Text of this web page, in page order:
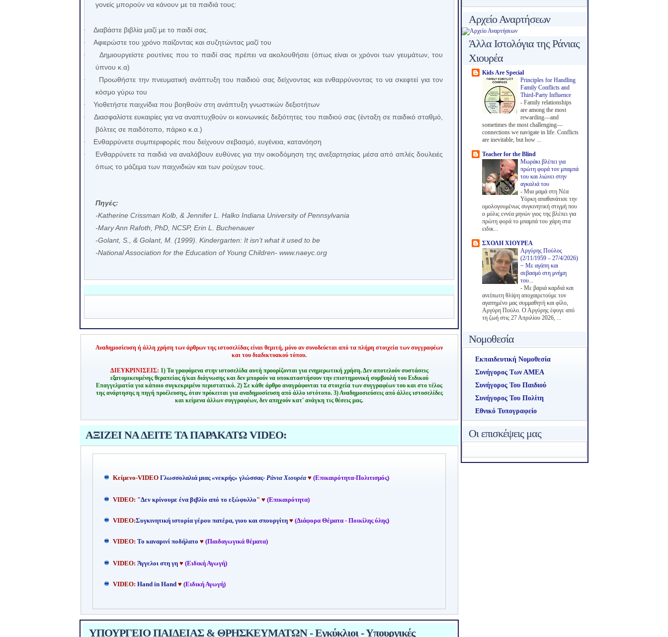
γονείς μπορούν να κάνουν με τα παιδιά τους:
· Διαβάστε βιβλία μαζί με το παιδί σας.
· Αφιερώστε του χρόνο παίζοντας και συζητώντας μαζί του
·
Δημιουργείστε ρουτίνες που το παιδί σας πρέπει να ακολουθήσει (όπως είναι οι χρόνοι των γευμάτων, του
ύπνου κ.α)
·
Προωθήστε την πνευματική ανάπτυξη του παιδιού σας δείχνοντας και ενθαρρύνοντας το να σκεφτεί για τον
κόσμο γύρω του
· Υιοθετήστε παιχνίδια που βοηθούν στη ανάπτυξη γνωστικών δεξιοτήτων
·
Διασφαλίστε ευκαιρίες για να αναπτυχθούν οι κοινωνικές δεξιότητες του παιδιού σας (ένταξη σε παιδικό σταθμό,
βόλτες σε παιδότοπο, πάρκο κ.α.)
· Ενθαρρύνετε συμπεριφορές που δείχνουν σεβασμό, ευγένεια, κατανόηση
·
Ενθαρρύνετε τα παιδιά να αναλάβουν ευθύνες για την οικοδόμηση της ανεξαρτησίας μέσα από απλές δουλειές
όπως το μάζεμα των παιχνιδιών και των ρούχων τους.
Πηγές:
-Katherine Crissman Kolb, & Jennifer L. Halko Indiana University of Pennsylvania
-Mary Ann Rafoth, PhD, NCSP, Erin L. Buchenauer
-Golant, S., & Golant, M. (1999). Kindergarten: It isn’t what it used to be
-National Association for the Education of Young Children- www.naeyc.org
Αναδημοσίευση ή άλλη χρήση των άρθρων της ιστοσελίδας είναι θεμιτή, μόνο αν συνοδεύεται από τα πλήρη στοιχεία των συγγραφέων
και του διαδικτυακού τόπου.
ΔΙΕΥΚΡΙΝΙΣΕΙΣ: 1) Τα γραφόμενα στην ιστοσελίδα αυτή προορίζονται για ενημερωτική χρήση. Δεν αποτελούν συστάσεις
εξατομικευμένης θεραπείας ή/και διάγνωσης και δεν μπορούν να υποκαταστήσουν την επιστημονική συμβουλή του Ειδικού
Επαγγελματία για κάποιο συγκεκριμένο περιστατικό. 2) Σε κάθε άρθρο αναγράφονται τα στοιχεία των συγγραφέων του και στο τέλος
της ανάρτησης η πηγή προέλευσης, όταν πρόκειται για αναδημοσίευση από άλλο ιστότοπο. 3) Αναδημοσιεύσεις από άλλες ιστοσελίδες
και κείμενα άλλων συγγραφέων, δεν απηχούν κατ' ανάγκη τις θέσεις μας.
ΑΞΙΖΕΙ ΝΑ ΔΕΙΤΕ ΤΑ ΠΑΡΑΚΑΤΩ VIDEO:
Kείμενο-VIDEO Γλωσσολαλιά μιας «νεκρής» γλώσσας- Ράνια Χιουρέα ♥ (Επικαιρότητα-Πολιτισμός)
VIDEO: "Δεν κρίνουμε ένα βιβλίο από το εξώφυλλο" ♥ (Επικαιρότητα)
VIDEO:Συγκινητική ιστορία γέρου πατέρα, γιου και σπουργίτη ♥ (Διάφορα Θέματα - Ποικίλης ύλης)
VIDEO: Το καναρινί ποδήλατο ♥ (Παιδαγωγικά θέματα)
VIDEO: Άγγελοι στη γη ♥ (Ειδική Αγωγή)
VIDEO: Hand in Hand♥ (Ειδική Αγωγή)
ΥΠΟΥΡΓΕΙΟ ΠΑΙΔΕΙΑΣ & ΘΡΗΣΚΕΥΜΑΤΩΝ - Εγκύκλιοι - Υπουργικές
Αρχείο Αναρτήσεων
Άλλα Ιστολόγια της Ράνιας
Χιουρέα
Kids Are Special
Principles for Handling
Family Conflicts and
Third-Party Influence
- Family relationships
are among the most
rewarding—and
sometimes the most challenging—
connections we navigate in life. Conflicts
are inevitable, but how ...
Teacher for the Blind
Μωράκι βλέπει για
πρώτη φορά τον μπαμπά
του και λιώνει στην
αγκαλιά του
- Μια μαμά στη Νέα
Υόρκη απαθανάτισε την
ομολογουμένως συγκινητική στιγμή που
ο μόλις εννέα μηνών γιος της βλέπει για
πρώτη φορά το μπαμπά του χάρη στα
ειδικ...
ΣΧΟΛΗ ΧΙΟΥΡΕΑ
Αργύρης Πούλος
(2/11/1959 – 27/4/2026)
~ Με αγάπη και
σεβασμό στη μνήμη
του...
- Με βαριά καρδιά και
ανείπωτη θλίψη αποχαιρετούμε τον
αγαπημένο μας συμμαθητή και φίλο,
Αργύρη Πούλο. Ο Αργύρης έφυγε από
τη ζωή στις 27 Απριλίου 2026, ...
Νομοθεσία
Εκπαιδευτική Νομοθεσία
Συνήγορος Των ΑΜΕΑ
Συνήγορος Του Παιδιού
Συνήγορος Του Πολίτη
Εθνικό Τυπογραφείο
Οι επισκέψεις μας